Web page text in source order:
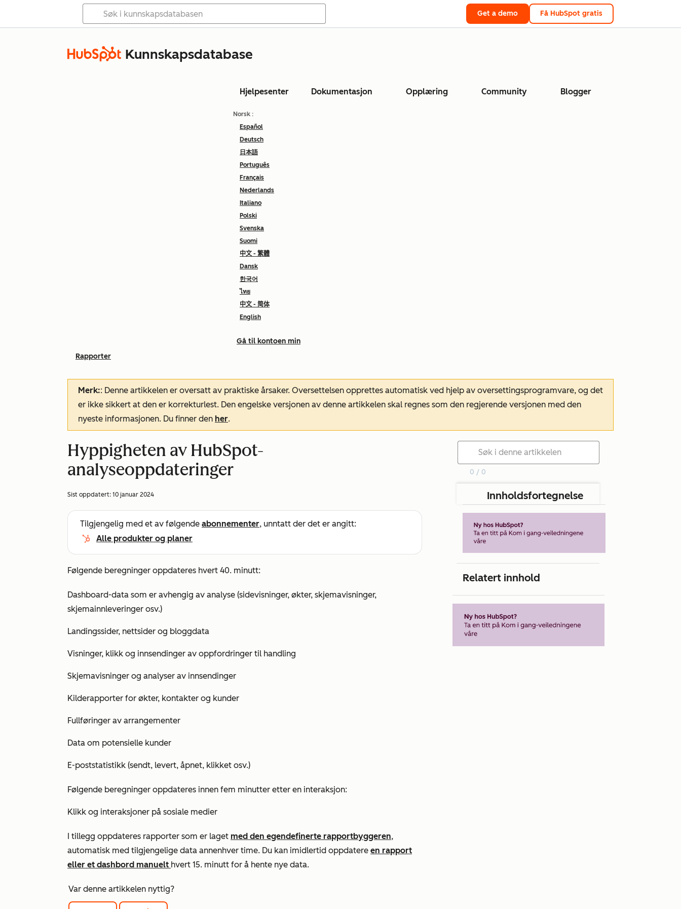
Get a demo Få HubSpot gratis
Kunnskapsdatabase
Hjelpesenter Dokumentasjon Opplæring Community Blogger
Norsk :
Español
Deutsch
日本語
Português
Français
Nederlands
Italiano
Polski
Svenska
Suomi
中文 - 繁體
Dansk
한국어
ไทย
中文 - 简体
English
Gå til kontoen min
Rapporter
Merk:: Denne artikkelen er oversatt av praktiske årsaker. Oversettelsen opprettes automatisk ved hjelp av oversettingsprogramvare, og det
er ikke sikkert at den er korrekturlest. Den engelske versjonen av denne artikkelen skal regnes som den regjerende versjonen med den
nyeste informasjonen. Du finner den her.
Hyppigheten av HubSpot-
analyseoppdateringer
Sist oppdatert: 10 januar 2024
Tilgjengelig med et av følgende abonnementer, unntatt der det er angitt:
Alle produkter og planer
Følgende beregninger oppdateres hvert 40. minutt:
Dashboard-data som er avhengig av analyse (sidevisninger, økter, skjemavisninger,
skjemainnleveringer osv.)
Landingssider, nettsider og bloggdata
Visninger, klikk og innsendinger av oppfordringer til handling
Skjemavisninger og analyser av innsendinger
Kilderapporter for økter, kontakter og kunder
Fullføringer av arrangementer
Data om potensielle kunder
E-poststatistikk (sendt, levert, åpnet, klikket osv.)
Følgende beregninger oppdateres innen fem minutter etter en interaksjon:
Klikk og interaksjoner på sosiale medier
I tillegg oppdateres rapporter som er laget med den egendefinerte rapportbyggeren,
automatisk med tilgjengelige data annenhver time. Du kan imidlertid oppdatere en rapport
eller et dashbord manuelt hvert 15. minutt for å hente nye data.
Var denne artikkelen nyttig?
0 / 0
Innholdsfortegnelse
Relatert innhold